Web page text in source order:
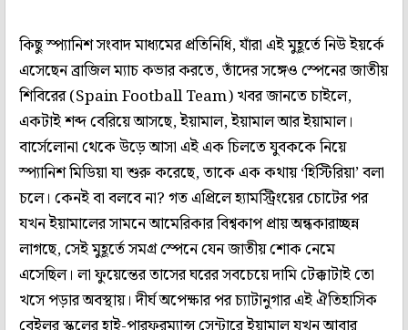
কিছু স্প্যানিশ সংবাদ মাধ্যমের প্রতিনিধি, যাঁরা এই মুহূর্তে নিউ ইয়র্কে
এসেছেন ব্রাজিল ম্যাচ কভার করতে, তাঁদের সঙ্গেও স্পেনের জাতীয়
শিবিরের (Spain Football Team) খবর জানতে চাইলে,
একটাই শব্দ বেরিয়ে আসছে, ইয়ামাল, ইয়ামাল আর ইয়ামাল।
বার্সেলোনা থেকে উড়ে আসা এই এক চিলতে যুবককে নিয়ে
স্প্যানিশ মিডিয়া যা শুরু করেছে, তাকে এক কথায় ‘হিস্টিরিয়া’ বলা
চলে। কেনই বা বলবে না? গত এপ্রিলে হ্যামস্ট্রিংয়ের চোটের পর
যখন ইয়ামালের সামনে আমেরিকার বিশ্বকাপ প্রায় অন্ধকারাচ্ছন্ন
লাগছে, সেই মুহূর্তে সমগ্র স্পেনে যেন জাতীয় শোক নেমে
এসেছিল। লা ফুয়েন্তের তাসের ঘরের সবচেয়ে দামি টেক্কাটাই তো
খসে পড়ার অবস্থায়। দীর্ঘ অপেক্ষার পর চ্যাটানুগার এই ঐতিহাসিক